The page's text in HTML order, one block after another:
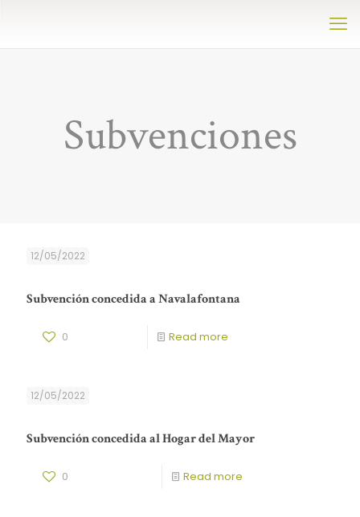
Subvenciones
12/05/2022
Subvención concedida a Navalafontana
0 Read more
12/05/2022
Subvención concedida al Hogar del Mayor
0 Read more